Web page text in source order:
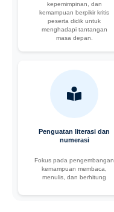
kepemimpinan, dan
kemampuan berpikir kritis
peserta didik untuk
menghadapi tantangan
masa depan.
Penguatan literasi dan
numerasi
Fokus pada pengembangan
kemampuan membaca,
menulis, dan berhitung